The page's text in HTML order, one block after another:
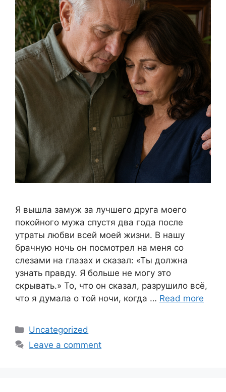
Я вышла замуж за лучшего друга моего
покойного мужа спустя два года после
утраты любви всей моей жизни. В нашу
брачную ночь он посмотрел на меня со
слезами на глазах и сказал: «Ты должна
узнать правду. Я больше не могу это
скрывать.» То, что он сказал, разрушило всё,
что я думала о той ночи, когда … Read more
Categories
Uncategorized
Leave a comment